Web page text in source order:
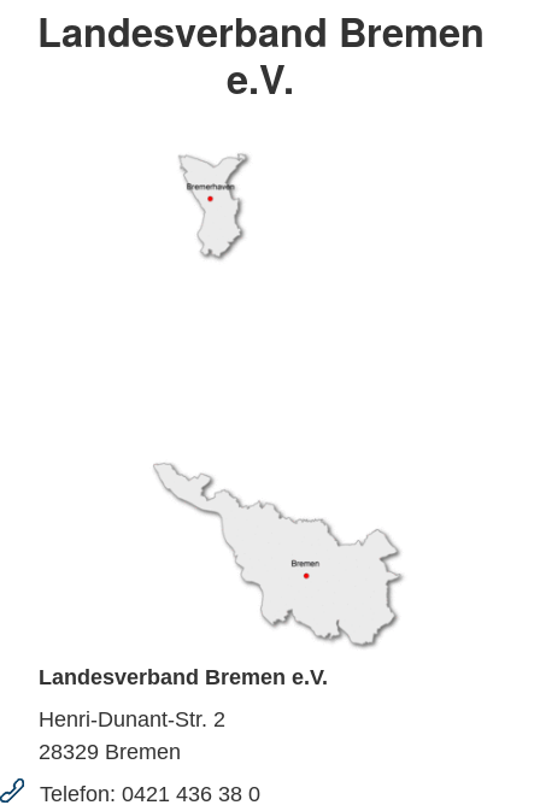
Landesverband Bremen
e.V.
Landesverband Bremen e.V.
Henri-Dunant-Str. 2
28329 Bremen
Telefon: 0421 436 38 0